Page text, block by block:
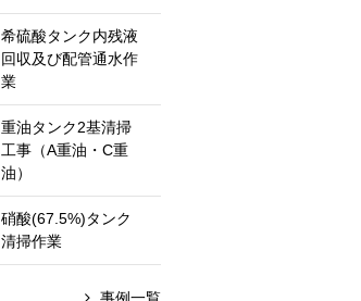
希硫酸タンク内残液
回収及び配管通水作
業
重油タンク2基清掃
工事（A重油・C重
油）
硝酸(67.5%)タンク
清掃作業
事例一覧